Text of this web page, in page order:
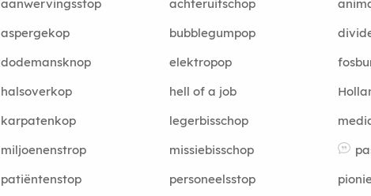
aanwervingsstop achteruitschop
aspergekop
bubblegumpop
dodemansknop
elektropop
halsoverkop
hell of a job
karpatenkop
legerbisschop
miljoenenstrop
missiebisschop
patiëntenstop
personeelsstop